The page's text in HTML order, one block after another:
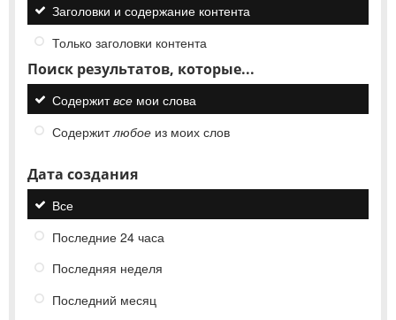
Заголовки и содержание контента
Только заголовки контента
Поиск результатов, которые...
Содержитвсе мои слова
Содержитлюбое из моих слов
Дата создания
Все
Последние 24 часа
Последняя неделя
Последний месяц